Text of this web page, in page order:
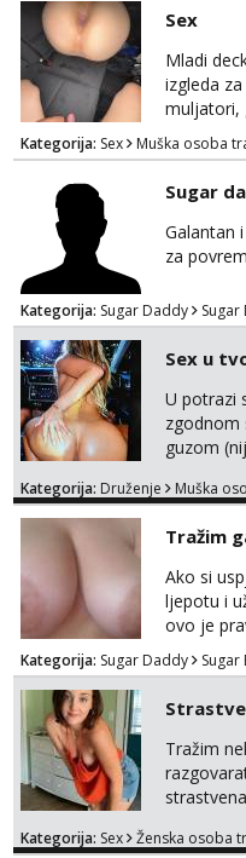
Sex
Mladi
izgleda
muljatori,
vrijeme
slavonije
u mraku
porukom
Kategorija: Sex Muška osoba
Sugar
Galantan
za
Kategorija: Sugar Daddy
Sex u
U potrazi
zgodnom
guzom
dobra
negdje u
ruke,
koje se
Kategorija: Druženje Muška
Tražim
Ako si
ljepotu i
ovo je
kosom i
guza je,
forma.
stil, bez
javnih
ugo...
Kategorija: Sugar Daddy Sugar
Tražim
Voljela bi
Kategorija: Sex Ženska osoba